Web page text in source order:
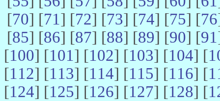
[70] [71] [72] [73] [74] [75] [76
[85] [86] [87] [88] [89] [90] [91
[100] [101] [102] [103] [104] [
[112] [113] [114] [115] [116] [
[124] [125] [126] [127] [128] [